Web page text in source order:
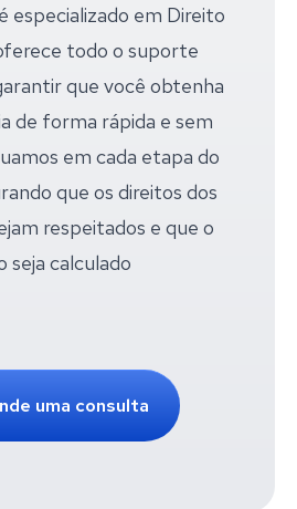
especializado em Direito
todo o suporte
que você obtenha
de forma rápida e sem
em cada etapa do
que os direitos dos
respeitados e que o
seja calculado
uma consulta